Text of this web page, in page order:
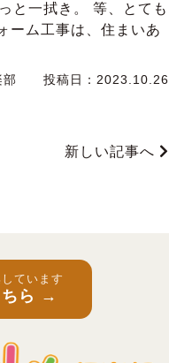
と一拭き。 等、とても
ーム工事は、住まいあ
部 投稿日： 2023.10.26
新しい記事へ
ています
ちら →